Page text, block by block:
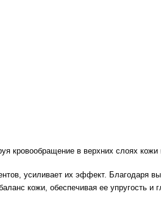
кровообращение в верхних слоях
усиливает их эффект. Благодаря
кожи, обеспечивая ее упругость и